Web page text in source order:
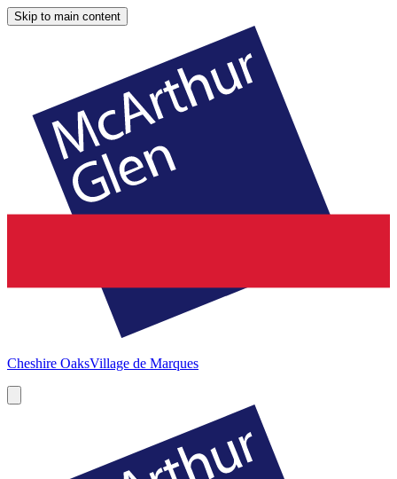
Skip to main content
Cheshire OaksVillage de Marques